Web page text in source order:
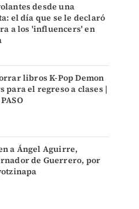
desde una
el día que se le declaró
a los 'influencers' en
libros K-Pop Demon
para el regreso a clases |
a Ángel Aguirre,
de Guerrero, por